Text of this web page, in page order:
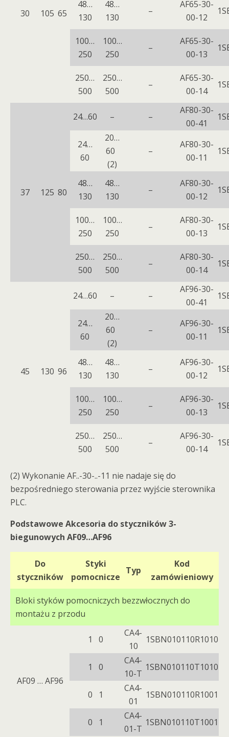
30 105 65
48…
130
48…
130
–
AF65-30-
00-12
100…
250
100…
250
–
AF65-30-
00-13
250…
500
250…
500
–
AF65-30-
00-14
37 125 80
24…60 – –
AF80-30-
00-41
24…
60
20…
60
(2)
–
AF80-30-
00-11
48…
130
48…
130
–
AF80-30-
00-12
100…
250
100…
250
–
AF80-30-
00-13
250…
500
250…
500
–
AF80-30-
00-14
45 130 96
24…60 – –
AF96-30-
00-41
24…
60
20…
60
(2)
–
AF96-30-
00-11
48…
130
48…
130
–
AF96-30-
00-12
100…
250
100…
250
–
AF96-30-
00-13
250…
500
250…
500
–
AF96-30-
00-14
(2) Wykonanie AF..-30-..-11 nie nadaje się do
bezpośredniego sterowania przez wyjście sterownika
PLC.
Podstawowe Akcesoria do styczników 3-
biegunowych AF09…AF96
Do
styczników
Styki
pomocnicze
Typ
Kod
zamówieniowy
Bloki styków pomocniczych bezzwłocznych do
montażu z przodu
AF09 … AF96
1 0
CA4-
10
1SBN010110R1010
1 0
CA4-
10-T
1SBN010110T1010
0 1
CA4-
01
1SBN010110R1001
0 1
CA4-
01-T
1SBN010110T1001